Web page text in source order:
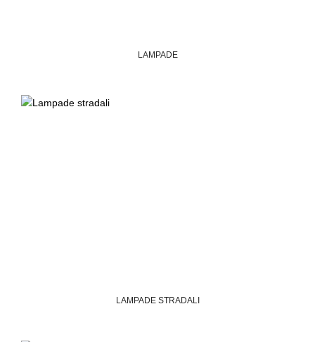
LAMPADE
LAMPADE STRADALI